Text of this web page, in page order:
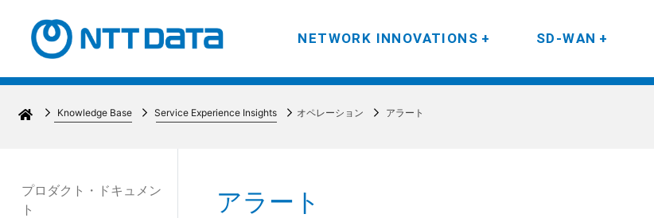
NETWORK INNOVATIONS SD-WAN
Knowledge Base Service Experience Insights オペレーション アラート
プロダクト・ドキュメン
ト
アラート